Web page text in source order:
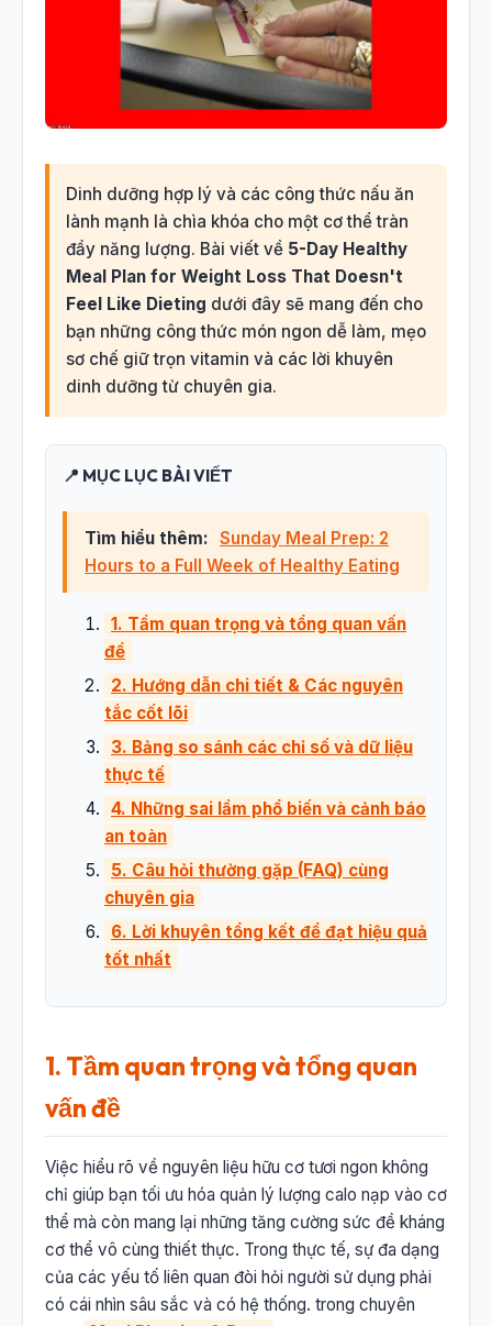
Dinh dưỡng hợp lý và các công thức nấu ăn
lành mạnh là chìa khóa cho một cơ thể tràn
đầy năng lượng. Bài viết về 5-Day Healthy
Meal Plan for Weight Loss That Doesn't
Feel Like Dieting dưới đây sẽ mang đến cho
bạn những công thức món ngon dễ làm, mẹo
sơ chế giữ trọn vitamin và các lời khuyên
dinh dưỡng từ chuyên gia.
📍 MỤC LỤC BÀI VIẾT
Tìm hiểu thêm: Sunday Meal Prep: 2
Hours to a Full Week of Healthy Eating
1. Tầm quan trọng và tổng quan vấn
đề
2. Hướng dẫn chi tiết & Các nguyên
tắc cốt lõi
3. Bảng so sánh các chỉ số và dữ liệu
thực tế
4. Những sai lầm phổ biến và cảnh báo
an toàn
5. Câu hỏi thường gặp (FAQ) cùng
chuyên gia
6. Lời khuyên tổng kết để đạt hiệu quả
tốt nhất
1. Tầm quan trọng và tổng quan
vấn đề
Việc hiểu rõ về nguyên liệu hữu cơ tươi ngon không
chỉ giúp bạn tối ưu hóa quản lý lượng calo nạp vào cơ
thể mà còn mang lại những tăng cường sức đề kháng
cơ thể vô cùng thiết thực. Trong thực tế, sự đa dạng
của các yếu tố liên quan đòi hỏi người sử dụng phải
có cái nhìn sâu sắc và có hệ thống. trong chuyên